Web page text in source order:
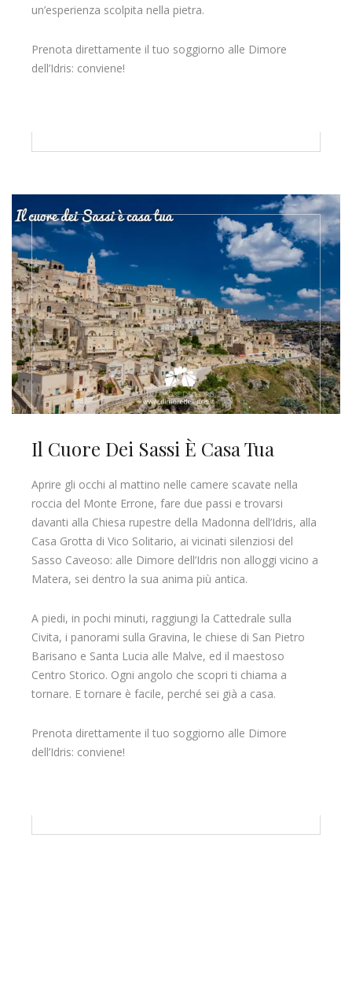
un’esperienza scolpita nella pietra.
Prenota direttamente il tuo soggiorno alle Dimore
dell’Idris: conviene!
Il Cuore Dei Sassi È Casa Tua
Aprire gli occhi al mattino nelle camere scavate nella
roccia del Monte Errone, fare due passi e trovarsi
davanti alla Chiesa rupestre della Madonna dell’Idris, alla
Casa Grotta di Vico Solitario, ai vicinati silenziosi del
Sasso Caveoso: alle Dimore dell’Idris non alloggi vicino a
Matera, sei dentro la sua anima più antica.
A piedi, in pochi minuti, raggiungi la Cattedrale sulla
Civita, i panorami sulla Gravina, le chiese di San Pietro
Barisano e Santa Lucia alle Malve, ed il maestoso
Centro Storico. Ogni angolo che scopri ti chiama a
tornare. E tornare è facile, perché sei già a casa.
Prenota direttamente il tuo soggiorno alle Dimore
dell’Idris: conviene!